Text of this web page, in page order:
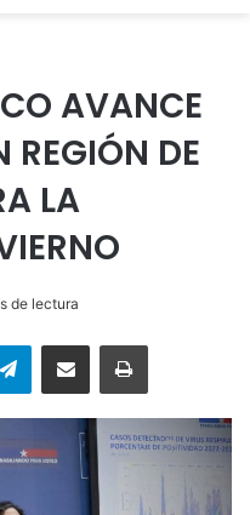
AVANCE
DE
LA
de lectura
TelegramEnviar vía email Imprimir